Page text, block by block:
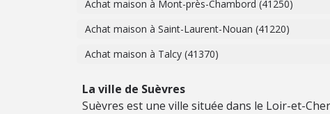
Achat maison à Mont-près-Chambord (41250)
Achat maison à Saint-Laurent-Nouan (41220)
Achat maison à Talcy (41370)
La ville de Suèvres
Suèvres est une ville située dans le Loir-et-